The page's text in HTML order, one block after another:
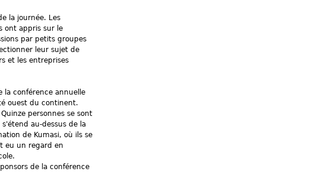
la journée. Les
ont appris sur le
par petits groupes
leur sujet de
et les entreprises
la conférence annuelle
ouest du continent.
personnes se sont
au-dessus de la
de Kumasi, où ils se
eu un regard en
de la conférence